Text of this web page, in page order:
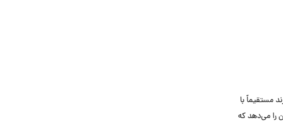
مستقیماً با
را می‌دهد که